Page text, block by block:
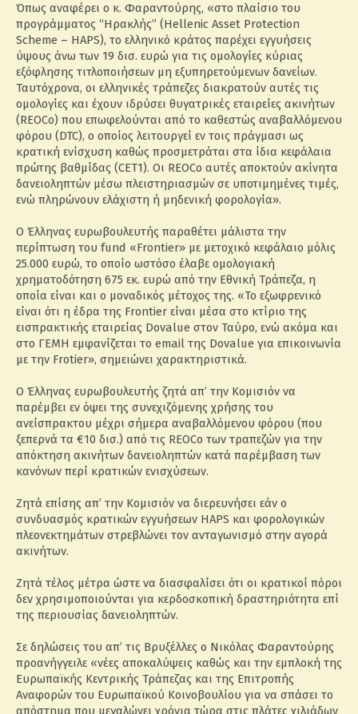
Όπως αναφέρει ο κ. Φαραντούρης, «στο πλαίσιο του
προγράμματος “Ηρακλής” (Hellenic Asset Protection
Scheme – HAPS), το ελληνικό κράτος παρέχει εγγυήσεις
ύψους άνω των 19 δισ. ευρώ για τις ομολογίες κύριας
εξόφλησης τιτλοποιήσεων μη εξυπηρετούμενων δανείων.
Ταυτόχρονα, οι ελληνικές τράπεζες διακρατούν αυτές τις
ομολογίες και έχουν ιδρύσει θυγατρικές εταιρείες ακινήτων
(REOCo) που επωφελούνται από το καθεστώς αναβαλλόμενου
φόρου (DTC), ο οποίος λειτουργεί εν τοις πράγμασι ως
κρατική ενίσχυση καθώς προσμετράται στα ίδια κεφάλαια
πρώτης βαθμίδας (CET1). Οι REOCo αυτές αποκτούν ακίνητα
δανειοληπτών μέσω πλειστηριασμών σε υποτιμημένες τιμές,
ενώ πληρώνουν ελάχιστη ή μηδενική φορολογία».
Ο Έλληνας ευρωβουλευτής παραθέτει μάλιστα την
περίπτωση του fund «Frontier» με μετοχικό κεφάλαιο μόλις
25.000 ευρώ, το οποίο ωστόσο έλαβε ομολογιακή
χρηματοδότηση 675 εκ. ευρώ από την Εθνική Τράπεζα, η
οποία είναι και ο μοναδικός μέτοχος της. «Το εξωφρενικό
είναι ότι η έδρα της Frontier είναι μέσα στο κτίριο της
εισπρακτικής εταιρείας Dovalue στον Ταύρο, ενώ ακόμα και
στο ΓΕΜΗ εμφανίζεται το email της Dovalue για επικοινωνία
με την Frotier», σημειώνει χαρακτηριστικά.
Ο Έλληνας ευρωβουλευτής ζητά απ’ την Κομισιόν να
παρέμβει εν όψει της συνεχιζόμενης χρήσης του
ανείσπρακτου μέχρι σήμερα αναβαλλόμενου φόρου (που
ξεπερνά τα €10 δισ.) από τις REOCo των τραπεζών για την
απόκτηση ακινήτων δανειοληπτών κατά παρέμβαση των
κανόνων περί κρατικών ενισχύσεων.
Ζητά επίσης απ’ την Κομισιόν να διερευνήσει εάν ο
συνδυασμός κρατικών εγγυήσεων HAPS και φορολογικών
πλεονεκτημάτων στρεβλώνει τον ανταγωνισμό στην αγορά
ακινήτων.
Ζητά τέλος μέτρα ώστε να διασφαλίσει ότι οι κρατικοί πόροι
δεν χρησιμοποιούνται για κερδοσκοπική δραστηριότητα επί
της περιουσίας δανειοληπτών.
Σε δηλώσεις του απ’ τις Βρυξέλλες ο Νικόλας Φαραντούρης
προανήγγειλε «νέες αποκαλύψεις καθώς και την εμπλοκή της
Ευρωπαϊκής Κεντρικής Τράπεζας και της Επιτροπής
Αναφορών του Ευρωπαϊκού Κοινοβουλίου για να σπάσει το
απόστημα που μεγαλώνει χρόνια τώρα στις πλάτες χιλιάδων